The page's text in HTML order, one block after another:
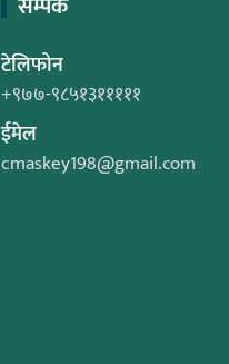
टेलिफोन
+९७७-९८५१३१११११
ईमेल
cmaskey198@gmail.com